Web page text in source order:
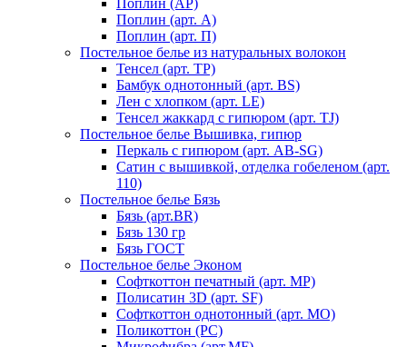
Поплин (AP)
Поплин (арт. А)
Поплин (арт. П)
Постельное белье из натуральных волокон
Тенсел (арт. ТР)
Бамбук однотонный (арт. BS)
Лен с хлопком (арт. LE)
Тенсел жаккард с гипюром (арт. TJ)
Постельное белье Вышивка, гипюр
Перкаль с гипюром (арт. AB-SG)
Сатин с вышивкой, отделка гобеленом (арт.
110)
Постельное белье Бязь
Бязь (арт.BR)
Бязь 130 гр
Бязь ГОСТ
Постельное белье Эконом
Софткоттон печатный (арт. MР)
Полисатин 3D (арт. SF)
Софткоттон однотонный (арт. MO)
Поликоттон (PC)